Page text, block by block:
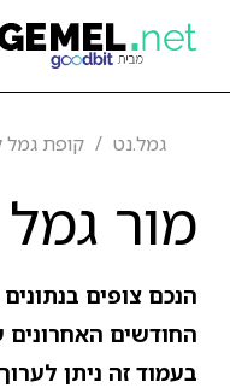
גמל.נט קופת
מור
הנכם צופים
החודשים
בעמוד זה ניתן